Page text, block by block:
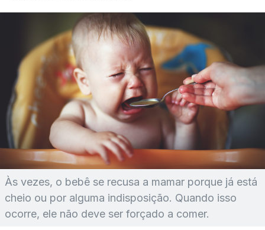
Às vezes, o bebê se recusa a mamar porque já está
cheio ou por alguma indisposição. Quando isso
ocorre, ele não deve ser forçado a comer.